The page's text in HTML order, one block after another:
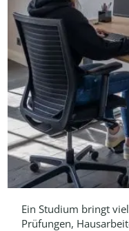
Ein Studium bringt
Prüfungen,